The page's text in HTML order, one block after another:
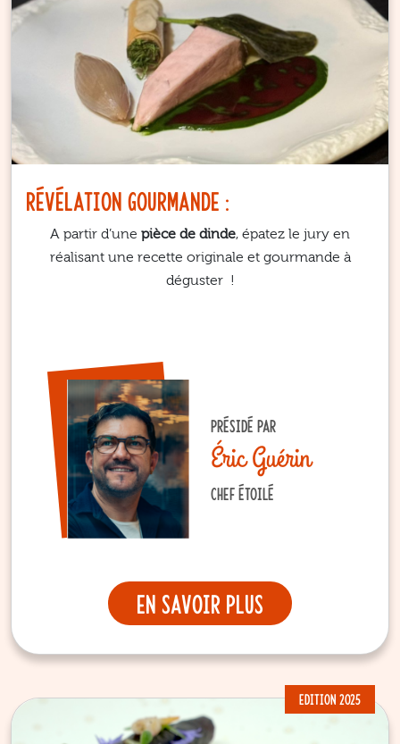
Révélation gourmande :
A partir d’une pièce de dinde, épatez le jury en
réalisant une recette originale et gourmande à
déguster !
PRÉSIDÉ PAR
Éric Guérin
CHEF ÉTOILÉ
En savoir plus
EDITION 2025
Nous utilisons des cookies pour nous assurer du bon
fonctionnement de notre site et à des fins analytiques.
Vous pouvez changer d’avis à tout moment en cliquant sur
l’icône présente sur chaque page de notre site.
En autorisant ces services tiers, vous acceptez le dépôt et
la lecture de cookies et l’utilisation de technologies de suivi
nécessaires à leur bon fonctionnement.